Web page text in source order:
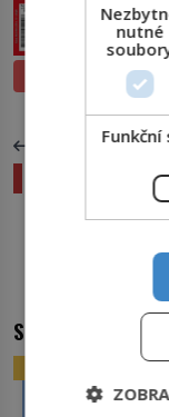
PŘEDCHOZÍ ČLÁNEK
Jak lidé
SOUVISEJÍCÍ
nutné